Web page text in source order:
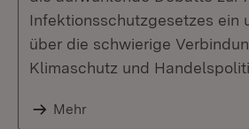
Infektionsschutzgesetzes ein
über die schwierige
Klimaschutz und
Mehr